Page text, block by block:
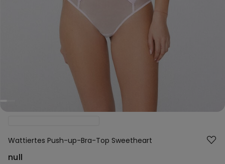
Wattiertes Push-up-Bra-Top Sweetheart
null